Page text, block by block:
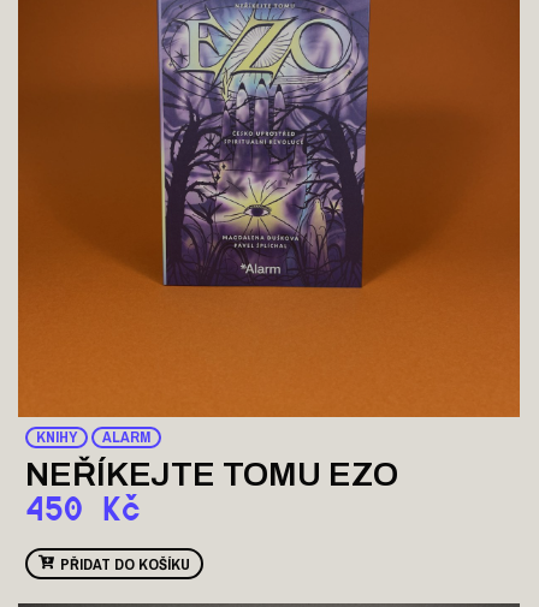
KNIHY ALARM
NEŘÍKEJTE TOMU EZO
450 Kč
PŘIDAT DO KOŠÍKU